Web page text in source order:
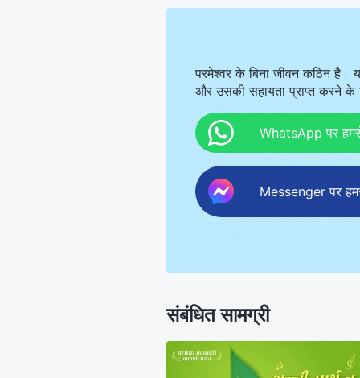
परमेश्वर के बिना जीवन कठिन है।
और उसकी सहायता प्राप्त करने
WhatsApp पर
Messenger पर
संबंधित सामग्री